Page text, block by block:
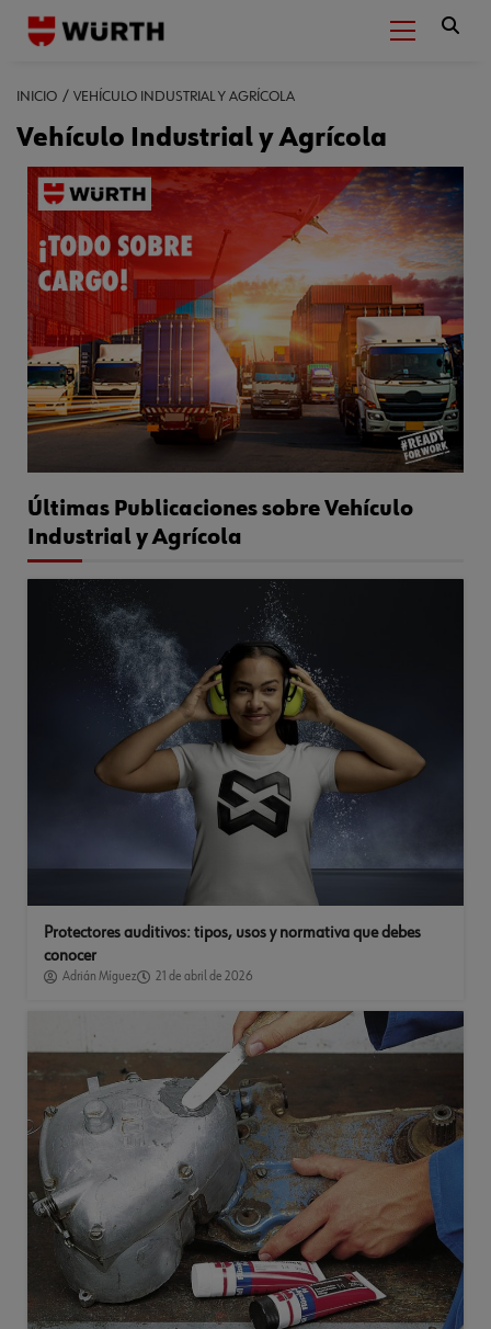
INICIO VEHÍCULO INDUSTRIAL Y AGRÍCOLA
Vehículo Industrial y Agrícola
Últimas Publicaciones sobre Vehículo
Industrial y Agrícola
Protectores auditivos: tipos, usos y normativa que debes
conocer
Adrián Míguez 21 de abril de 2026